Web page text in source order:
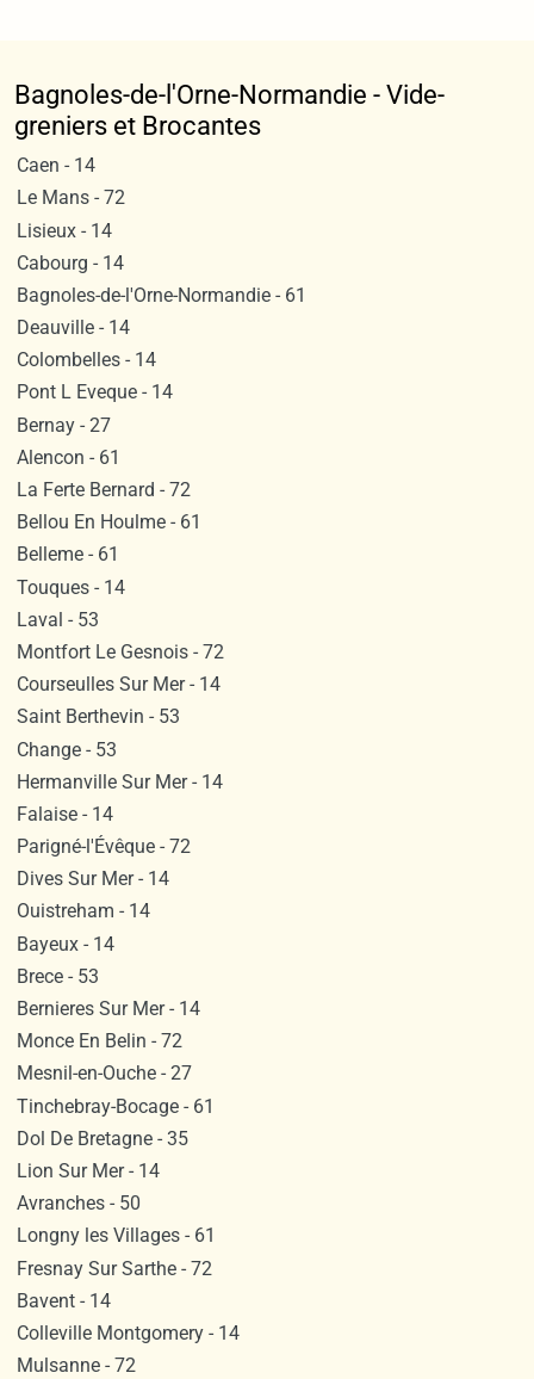
Bagnoles-de-l'Orne-Normandie - Vide-
greniers et Brocantes
Caen - 14
Le Mans - 72
Lisieux - 14
Cabourg - 14
Bagnoles-de-l'Orne-Normandie - 61
Deauville - 14
Colombelles - 14
Pont L Eveque - 14
Bernay - 27
Alencon - 61
La Ferte Bernard - 72
Bellou En Houlme - 61
Belleme - 61
Touques - 14
Laval - 53
Montfort Le Gesnois - 72
Courseulles Sur Mer - 14
Saint Berthevin - 53
Change - 53
Hermanville Sur Mer - 14
Falaise - 14
Parigné-l'Évêque - 72
Dives Sur Mer - 14
Ouistreham - 14
Bayeux - 14
Brece - 53
Bernieres Sur Mer - 14
Monce En Belin - 72
Mesnil-en-Ouche - 27
Tinchebray-Bocage - 61
Dol De Bretagne - 35
Lion Sur Mer - 14
Avranches - 50
Longny les Villages - 61
Fresnay Sur Sarthe - 72
Bavent - 14
Colleville Montgomery - 14
Mulsanne - 72